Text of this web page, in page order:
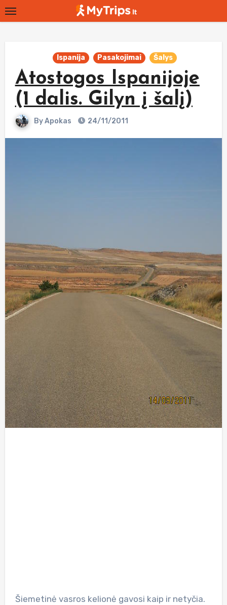
Skip
to
Ispanija Pasakojimai Šalys
Atostogos Ispanijoje
(1 dalis. Gilyn į šalį)
ByApokas 24/11/2011
Šiemetinė vasros kelionė gavosi kaip ir netyčia.